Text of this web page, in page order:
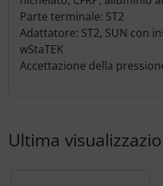
Parte terminale: ST2
Adattatore: ST2, SUN con
wStaTEK
Accettazione della
Ultima